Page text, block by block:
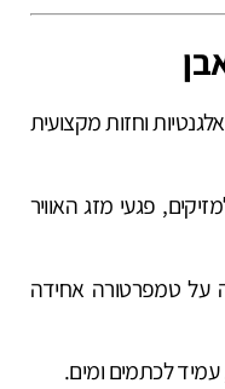
וחזות מקצועית
פגעי מזג האוויר
על טמפרטורה אחידה
לכתמים ומים.